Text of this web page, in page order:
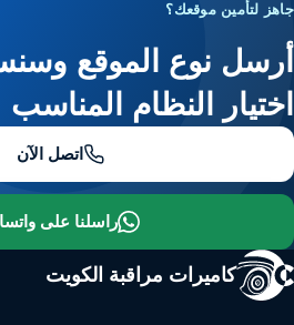
جاهز لتأمين موقعك؟
أرسل نوع الموقع
اختيار النظام المناسب
اتصل الآن
راسلنا على
كاميرات مراقبة الكويت